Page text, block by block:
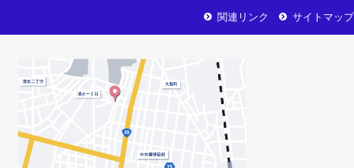
サイトマップ
関連リンク